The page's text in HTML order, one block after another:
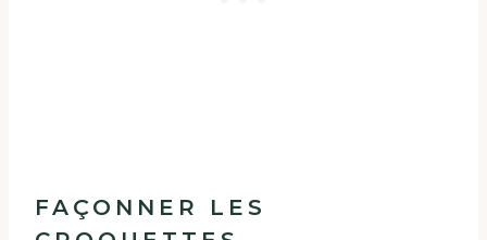
FAÇONNER LES